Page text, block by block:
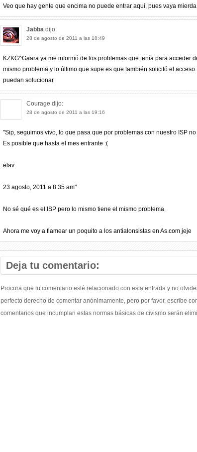
Veo que hay gente que encima no puede entrar aquí, pues vaya mierda
Jabba dijo:
28 de agosto de 2011 a las 18:49
KZKG^Gaara ya me informó de los problemas que tenía para acceder
mismo problema y lo último que supe es que también solicitó el
puedan solucionar
Courage dijo:
28 de agosto de 2011 a las 19:16
"Sip, seguimos vivo, lo que pasa que por problemas con nuestro ISP
Es posible que hasta el mes entrante :(
elav
23 agosto, 2011 a 8:35 am"
No sé qué es el ISP pero lo mismo tiene el mismo problema.
Ahora me voy a flamear un poquito a los antialonsistas en As.com jeje
Deja tu comentario:
Procura que tu comentario esté relacionado con esta entrada y no
perfecto derecho de comentar anónimamente, pero por favor, escribe
comentarios que incumplan estas normas básicas de civismo serán